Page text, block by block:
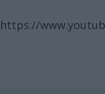
https://